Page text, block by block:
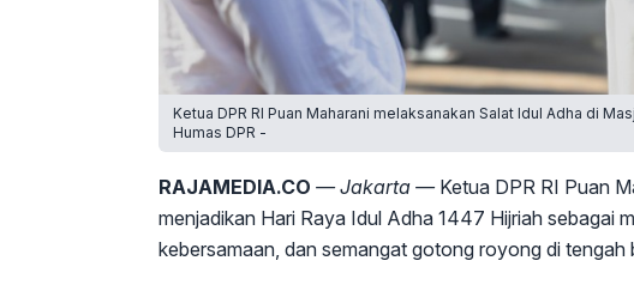
Ketua DPR RI Puan Maharani melaksanakan Salat Idul Adha di
Humas DPR -
RAJAMEDIA.CO — Jakarta —Ketua DPR RI Puan
menjadikan Hari Raya Idul Adha 1447 Hijriah sebagai
kebersamaan, dan semangat gotong royong di tengah